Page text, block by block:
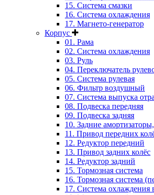
15. Система смазки
16. Система охлаждения
17. Магнето-генератор
Корпус
01. Рама
02. Система охлаждения
03. Руль
04. Переключатель
05. Система рулевая
06. Фильтр воздушный
07. Система выпуска
08. Подвеска передняя
09. Подвеска задняя
10. Задние
11. Привод передних
12. Редуктор передний
13. Привод задних колёс
14. Редуктор задний
15. Тормозная система
16. Тормозная система
17. Система охлаждения